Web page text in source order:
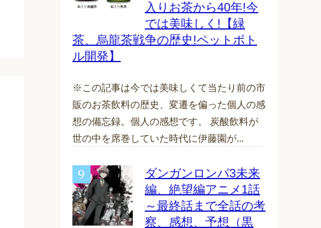
入りお茶から40年!今
では美味しく!【緑
茶、烏龍茶戦争の歴史!ペットボト
ル開発】
※この記事は今では美味しくて当たり前の市
販のお茶飲料の歴史、変遷を偏った個人の感
想の備忘録。個人の感想です。 炭酸飲料が
世の中を席巻していた時代に伊藤園が...
ダンガンロンパ3未来
編、絶望編アニメ1話
～最終話まで全話の考
察、感想、予想（黒